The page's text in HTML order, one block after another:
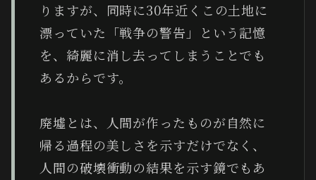
りますが、同時に30年近くこの土地に
漂っていた「戦争の警告」という記憶
を、綺麗に消し去ってしまうことでも
あるからです。
廃墟とは、人間が作ったものが自然に
帰る過程の美しさを示すだけでなく、
人間の破壊衝動の結果を示す鏡でもあ